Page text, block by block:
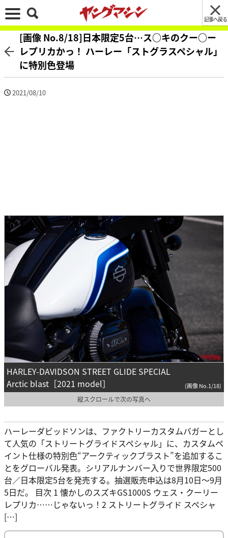
記事へ戻る
[画像 No.8/18]日本限定5台…ス○キのクー○ー
レプリカかっ！ ハーレー「ストグラスペシャル」
に特別色登場
2021/08/10
HARLEY-DAVIDSON STREET GLIDE SPECIAL
Arctic blast［2021 model］
(画像 No.1/18)
縦スクロールで次の写真へ
ハーレーダビッドソンは、ファクトリーカスタムバガーとし
て人気の「ストリートグライドスペシャル」に、カスタムペ
イント仕様の特別色“アークティックブラスト”を追加するこ
とをグローバル発表。シリアルナンバー入りで世界限定500
台／日本限定5台を発売する。抽選販売申込は8月10日～9月
5日だ。 目次 1 懐かしのスズキGS1000S ウェス・クーリー
レプリカ……じゃないっ！2 ストリートグライド スペシャ
[…]